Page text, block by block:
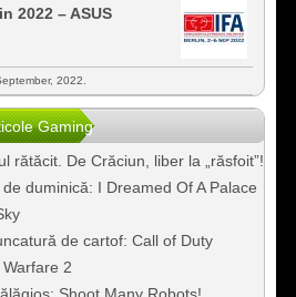
2022 – ASUS
2022.
Gaming
rătăcit. De Crăciun, liber la „răsfoit”!
duminică: I Dreamed Of A Palace
de cartof: Call of Duty
2